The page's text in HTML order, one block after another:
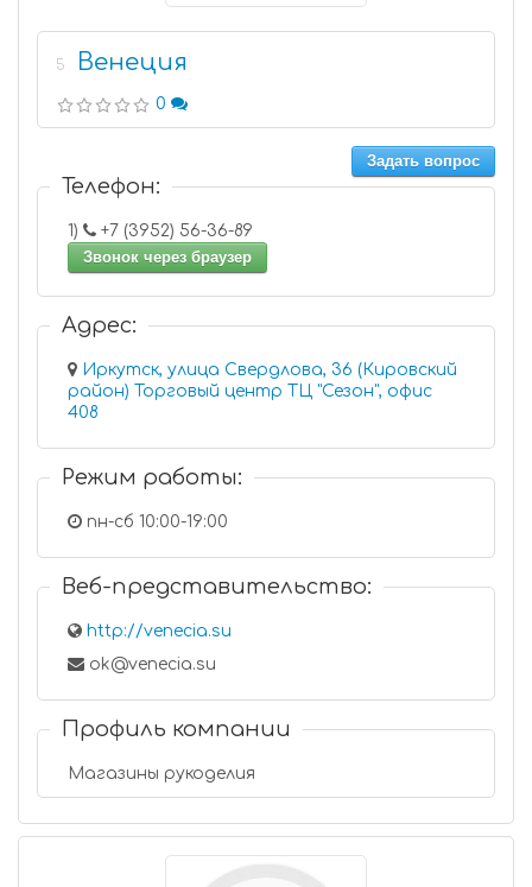
5 Венеция
0
Задать вопрос
Телефон:
1)
+7 (3952) 56-36-89
Звонок через браузер
Адрес:
Иркутск, улица Свердлова, 36 (Кировский
район) Торговый центр ТЦ "Сезон", офис
408
Режим работы:
пн-сб 10:00-19:00
Веб-представительство:
http://venecia.su
ok@venecia.su
Профиль компании
Магазины рукоделия